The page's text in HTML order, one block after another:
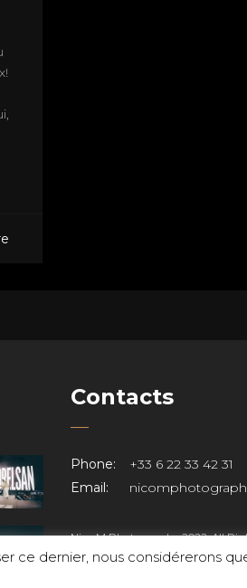
Contacts
Phone:
+33 6 22 33 42 31
Email:
Nico M Photographe 2022. All
ce dernier, nous considérerons